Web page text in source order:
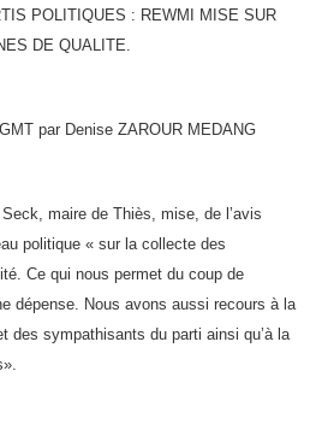
POLITIQUES : REWMI MISE SUR
DE QUALITE.
par Denise ZAROUR MEDANG
maire de Thiès, mise, de l’avis
politique « sur la collecte des
Ce qui nous permet du coup de
dépense. Nous avons aussi recours à la
des sympathisants du parti ainsi qu’à la